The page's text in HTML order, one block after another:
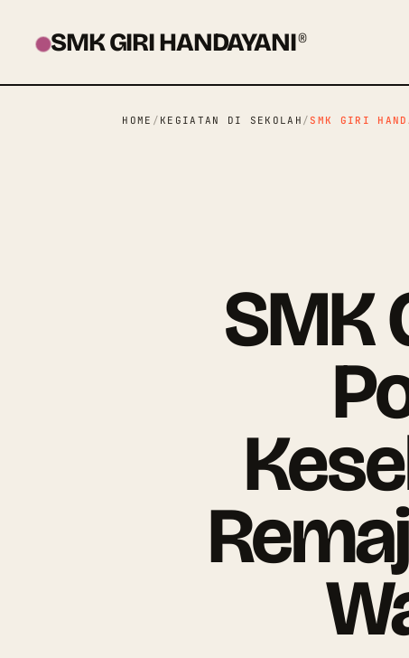
SMK GIRI HANDAYANI®
HOME / KEGIATAN DI SEKOLAH /SMK GIRI
SMK